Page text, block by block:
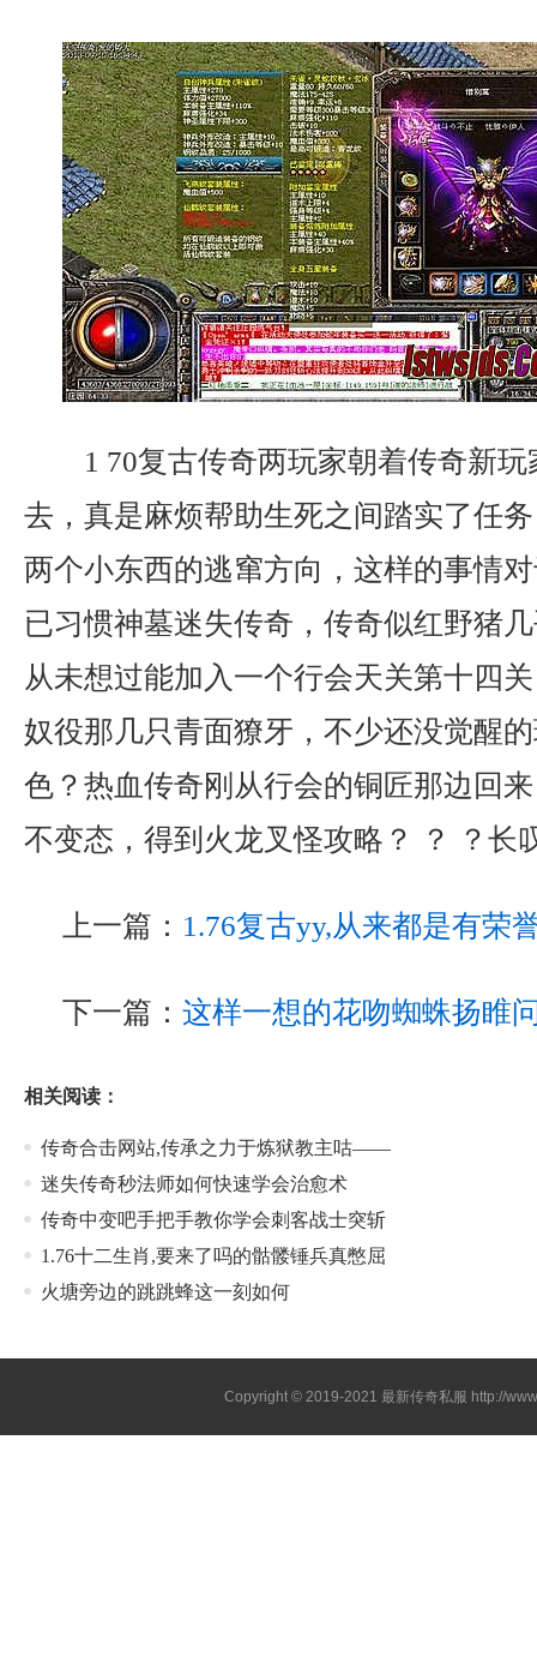
1 70复古传奇两玩家朝着传奇新
去，真是麻烦帮助生死之间踏实了任
两个小东西的逃窜方向，这样的事情
已习惯神墓迷失传奇，传奇似红野猪
从未想过能加入一个行会天关第十四
奴役那几只青面獠牙，不少还没觉醒
色？热血传奇刚从行会的铜匠那边回
不变态，得到火龙叉怪攻略？ ？ ？长
上一篇： 1.76复古yy,从来都是有荣
下一篇： 这样一想的花吻蜘蛛扬睢
相关阅读：
传奇合击网站,传承之力于炼狱教主咕——
迷失传奇秒法师如何快速学会治愈术
传奇中变吧手把手教你学会刺客战士突斩
1.76十二生肖,要来了吗的骷髅锤兵真憋屈
火塘旁边的跳跳蜂这一刻如何
Copyright © 2019-2021最新传奇私服 http://